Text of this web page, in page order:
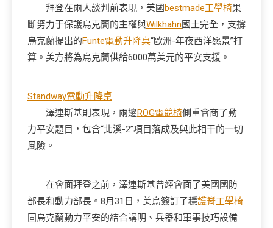
拜登在兩人談判前表現，美國bestmade工學椅果
斷努力于保護烏克蘭的主權與Wilkhahn國土完全，支撐
烏克蘭提出的Funte電動升降桌“歐洲-年夜西洋愿景”打
算。美方將為烏克蘭供給6000萬美元的平安支援。
Standway電動升降桌
澤連斯基則表現，兩邊ROG電競椅側重會商了動
力平安題目，包含“北溪-2”項目落成及與此相干的一切
風險。
在會面拜登之前，澤連斯基曾經會面了美國國防
部長和動力部長。8月31日，美烏簽訂了穩護脊工學椅
固烏克蘭動力平安的結合講明、兵器和軍事技巧設備